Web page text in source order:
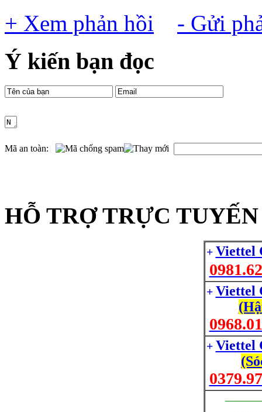
+ Xem phản hồi - Gửi
Ý kiến bạn đọc
Mã an toàn:
HỖ TRỢ TRỰC TUYẾN
+ Viettel
+ Viettel
+ Viettel